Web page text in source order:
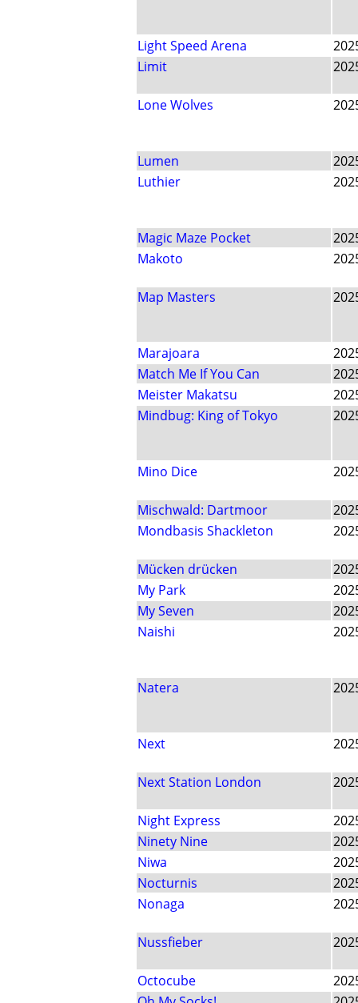
Light Speed Arena
Limit
Lone Wolves
Lumen
Luthier
Magic Maze Pocket
Makoto
Map Masters
Marajoara
Match Me If You Can
Meister Makatsu
Mindbug: King of Tokyo
Mino Dice
Mischwald: Dartmoor
Mondbasis Shackleton
Mücken drücken
My Park
My Seven
Naishi
Natera
Next
Next Station London
Night Express
Ninety Nine
Niwa
Nocturnis
Nonaga
Nussfieber
Octocube